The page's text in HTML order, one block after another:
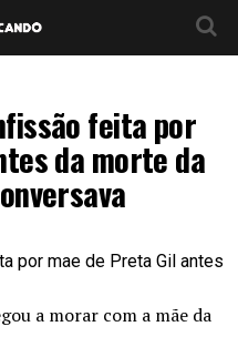
feita por
da morte da
a morar com a mãe da